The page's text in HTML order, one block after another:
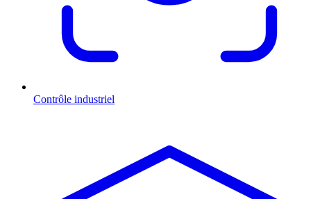
Contrôle industriel